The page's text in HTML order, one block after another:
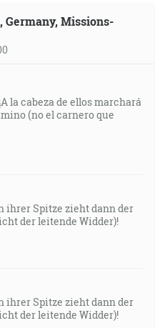
Germany, Missions-
la cabeza de ellos marchará
(no el carnero que
ihrer Spitze zieht dann der
der leitende Widder)!
ihrer Spitze zieht dann der
der leitende Widder)!